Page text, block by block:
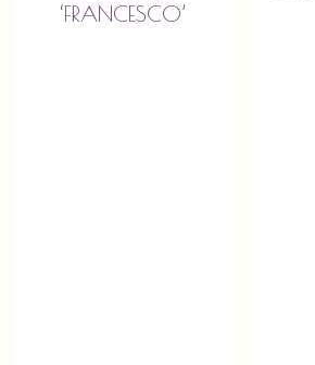
‘FRANCESCO’